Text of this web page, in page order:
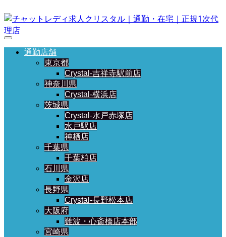
通勤店舗
東京都
Crystal-吉祥寺駅前店
神奈川県
Crystal-横浜店
茨城県
Crystal-水戸赤塚店
水戸駅店
神栖店
千葉県
千葉柏店
石川県
金沢店
長野県
Crystal-長野松本店
大阪府
難波・心斎橋店本部
宮崎県